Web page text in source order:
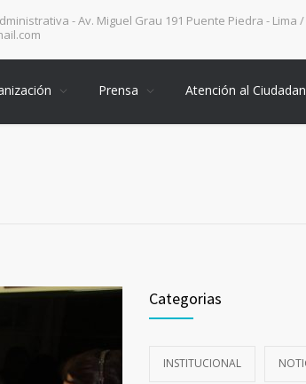
- Av. Miguel Grau 191 Puente Piedra - Lima
Prensa Atención al
Categorias
INSTITUCIONAL